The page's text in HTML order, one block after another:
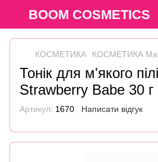
BOOM COSMETICS
КОСМЕТИКА КОСМЕТИКА
Тонік для м'якого
Strawberry Babe 30 г
Артикул: 1670 Написати відгук